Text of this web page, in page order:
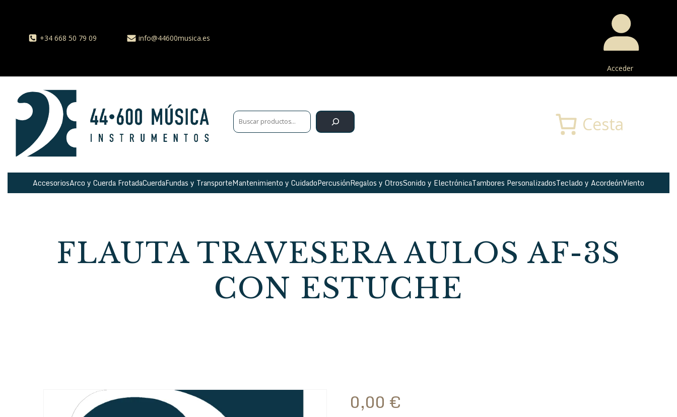
+34 668 50 79 09 info@44600musica.es
Acceder
Cesta
AccesoriosArco y Cuerda FrotadaCuerdaFundas y TransporteMantenimiento y CuidadoPercusiónRegalos y OtrosSonido y ElectrónicaTambores PersonalizadosTeclado y AcordeónViento
FLAUTA TRAVESERA AULOS AF-3S
CON ESTUCHE
0,00 €